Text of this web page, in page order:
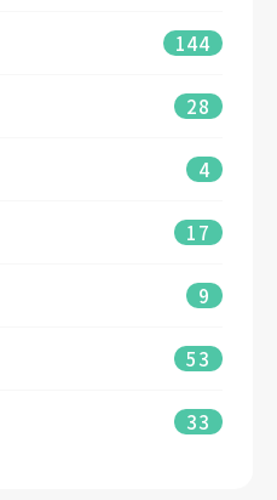
144
28
4
17
9
53
33